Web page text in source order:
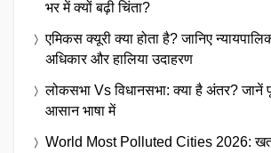
भर में क्यों बढ़ी चिंता?
एमिकस क्यूरी क्या होता है? जानिए
अधिकार और हालिया उदाहरण
लोकसभा Vs विधानसभा: क्या है अंतर? जानें
आसान भाषा में
World Most Polluted Cities 2026: